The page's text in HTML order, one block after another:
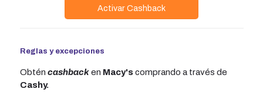
Activar Cashback
Reglas y excepciones
Obtén cashbacken Macy's comprando a través de
Cashy.